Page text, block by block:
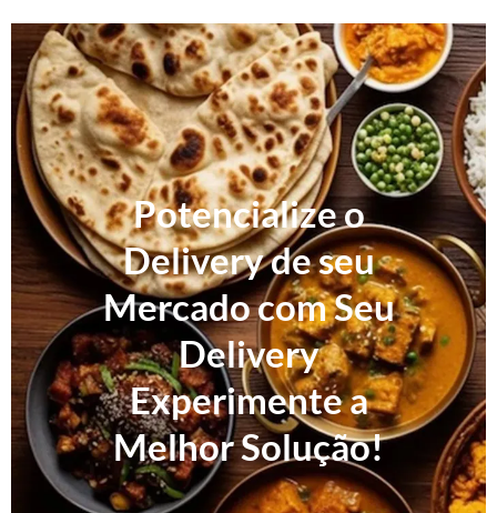
Potencialize o
Delivery de seu
Mercado com Seu
Delivery
Experimente a
Melhor Solução!